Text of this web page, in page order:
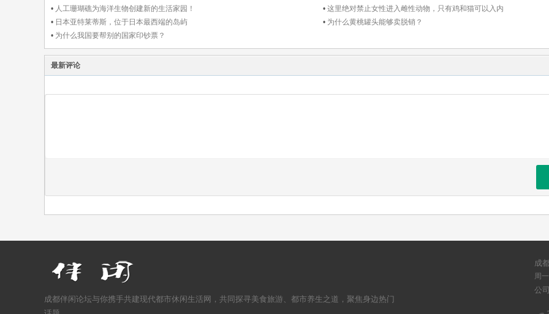
• 人工珊瑚礁为海洋生物创建新的生活家园！ • 这里绝对禁止女性进入雌性动物，只有鸡和猫可以入内
• 日本亚特莱蒂斯，位于日本最西端的岛屿 • 为什么黄桃罐头能够卖脱销？
• 为什么我国要帮别的国家印钞票？
最新评论
成
周
公
成都伴闲论坛与你携手共建现代都市休闲生活网，共同探寻美食旅游、都市养生之道，聚焦身边热门